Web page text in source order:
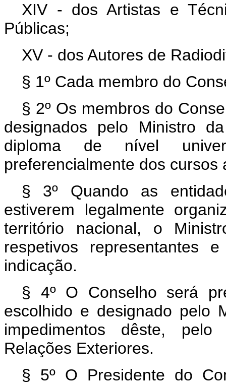
XIV - dos Artistas e
Públicas;
XV - dos Autores de
§ 1º Cada membro do
§ 2º Os membros do
designados pelo Ministro
diploma de nível
preferencialmente dos
§ 3º Quando as
estiverem legalmente
território nacional, o
respetivos representantes
indicação.
§ 4º O Conselho será
escolhido e designado pelo
impedimentos dêste,
Relações Exteriores.
§ 5º O Presidente do